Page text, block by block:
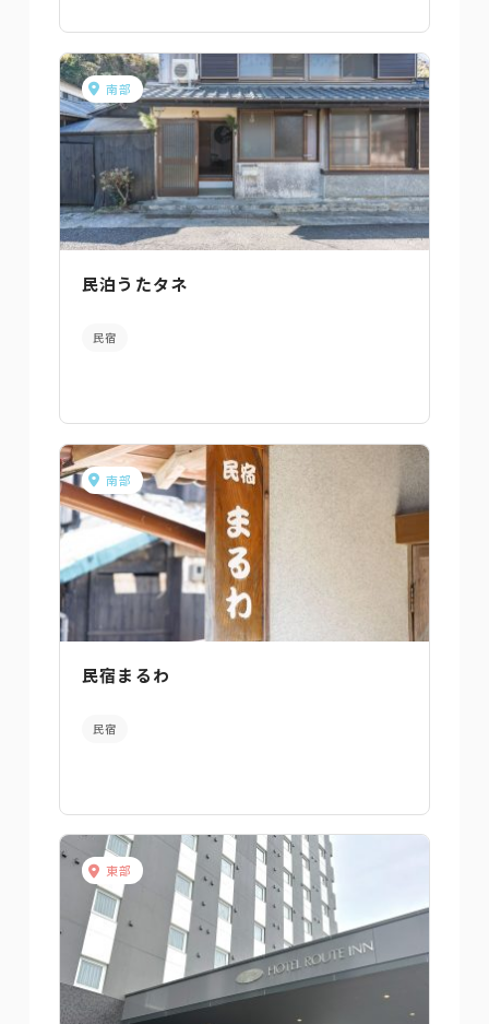
南部
民泊うたタネ
民宿
南部
民宿まるわ
民宿
東部